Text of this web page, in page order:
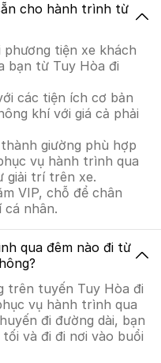
cho hành trình từ
tiện xe khách
bạn từ Tuy Hòa đi
các tiện ích cơ bản
khí với giá cả phải
giường phù hợp
vụ hành trình qua
giải trí trên xe.
VIP, chỗ để chân
cá nhân.
qua đêm nào đi từ
trên tuyến Tuy Hòa đi
vụ hành trình qua
đi đường dài, bạn
và đi đi nơi vào buổi